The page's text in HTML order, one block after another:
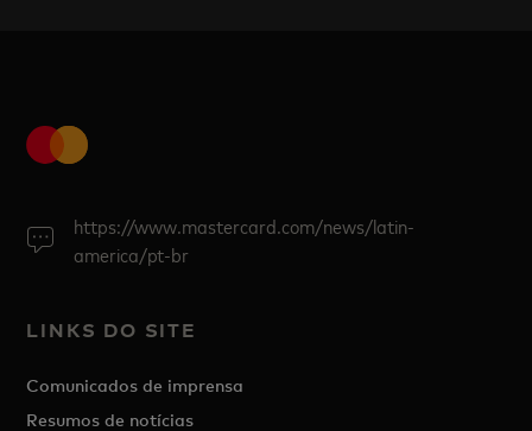
https://www.mastercard.com/news/latin-
america/pt-br
LINKS DO SITE
Comunicados de imprensa
Resumos de notícias